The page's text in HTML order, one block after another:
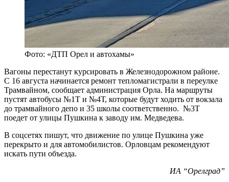
Фото: «ДТП Орел и автохамы»
Вагоны перестанут курсировать в Железнодорожном районе.
С 16 августа начинается ремонт тепломагистрали в переулке
Трамвайном, сообщает администрация Орла. На маршруты
пустят автобусы №1Т и №4Т, которые будут ходить от вокзала
до трамвайного депо и 35 школы соответственно. №3Т
поедет от улицы Пушкина к заводу им. Медведева.
В соцсетях пишут, что движение по улице Пушкина уже
перекрыто и для автомобилистов. Орловцам рекомендуют
искать пути объезда.
ИА “Орелград”